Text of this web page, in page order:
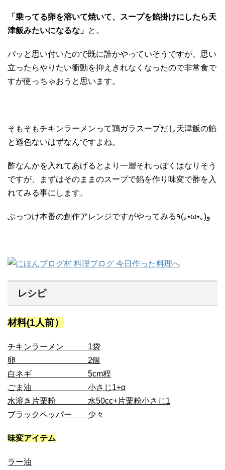
「乗ってる卵を溶いて焼いて、スープを餡掛けにしたら天
津飯みたいになるな」 と。
パッと思い付いたので既に誰かやっていそうですが、思い
立ったらやりたい衝動を抑えきれなくなったので非常食で
すが使っちゃおうと思います。
そもそもチキンラーメンって鶏ガラスープだし天津飯の餡
と遜色ないはずなんですよね。
酢なんかを入れてあげるとより一層それっぽくはなりそう
ですが、まずはそのままのスープで餡を作り味変で酢を入
れてみる事にします。
ぶっつけ本番の創作アレンジですがやってみる٩(｡•ω•｡)و
レシピ
材料(1人前）
チキンラーメン 1袋
卵 2個
白ネギ 5cm程
ごま油 小さじ1+α
水溶き片栗粉 水50cc+片栗粉小さじ1
ブラックペッパー 少々
味変アイテム
ラー油